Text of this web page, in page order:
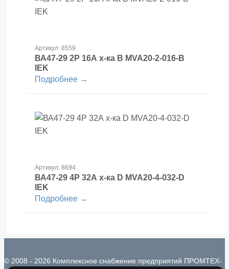
Артикул: 8559
ВА47-29 2Р 16А х-ка В MVA20-2-016-B
IEK
Подробнее →
Артикул: 8694
ВА47-29 4Р 32А х-ка D MVA20-4-032-D
IEK
Подробнее →
© 2008 - 2026 Комплексное снабжение предприятий ПРОМТЕХ-